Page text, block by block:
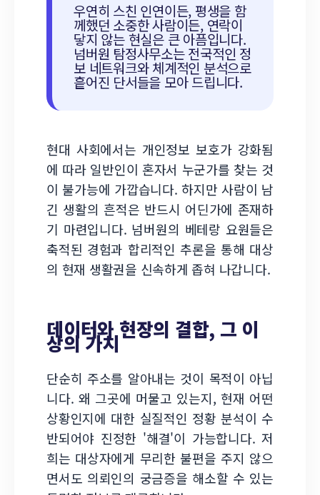
우연히 스친 인연이든, 평생을 함
께했던 소중한 사람이든, 연락이
닿지 않는 현실은 큰 아픔입니다.
넘버원 탐정사무소는 전국적인 정
보 네트워크와 체계적인 분석으로
흩어진 단서들을 모아 드립니다.
현대 사회에서는 개인정보 보호가 강화됨
에 따라 일반인이 혼자서 누군가를 찾는 것
이 불가능에 가깝습니다. 하지만 사람이 남
긴 생활의 흔적은 반드시 어딘가에 존재하
기 마련입니다. 넘버원의 베테랑 요원들은
축적된 경험과 합리적인 추론을 통해 대상
의 현재 생활권을 신속하게 좁혀 나갑니다.
데이터와 현장의 결합, 그 이
상의 가치
단순히 주소를 알아내는 것이 목적이 아닙
니다. 왜 그곳에 머물고 있는지, 현재 어떤
상황인지에 대한 실질적인 정황 분석이 수
반되어야 진정한 '해결'이 가능합니다. 저
희는 대상자에게 무리한 불편을 주지 않으
면서도 의뢰인의 궁금증을 해소할 수 있는